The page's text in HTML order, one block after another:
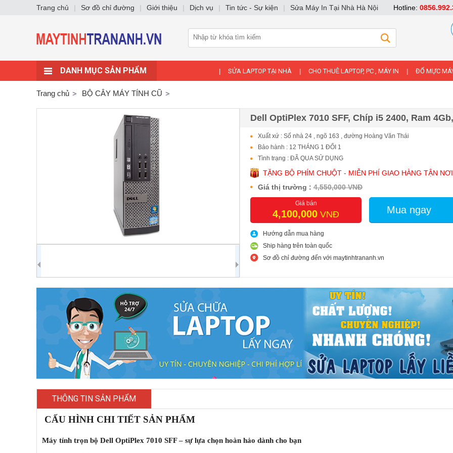
DANH MỤC SẢN PHẨM SỬA LAPTOP TẠI NHÀ CHO THUÊ LAPTOP, PC , MÁY IN ĐỔ MỰC
Trang chủ BỘ CÂY MÁY TÍNH CŨ
Dell OptiPlex 7010 SFF, Chíp i5 2400, Ram
Xuất xứ : Số nhà 24 , ngõ 163 , đường Hoàng Văn Thái
Bảo hành : 12 THÁNG 1 ĐỔI 1
Tình trạng : ĐÃ QUA SỬ DỤNG
TẶNG BỘ PHÍM CHUỘT - MIỄN PHÍ GIAO HÀNG TẬN NƠI
Giá thị trường : 4,550,000 VNĐ
Giá bán
4,100,000 VNĐ Mua ngay
Hướng dẫn mua hàng
Ship hàng trên toàn quốc
Sơ đồ chỉ đường đến với maytinhtrananh.vn
THÔNG TIN SẢN PHẨM
CẤU HÌNH CHI TIẾT SẢN PHẨM
Máy tính trọn bộ Dell OptiPlex 7010 SFF – sự lựa chọn hoàn hảo dành cho bạn
Trang chủ | Sơ đồ chỉ đường | Giới thiệu | Dịch vụ | Tin tức - Sự kiện | Sửa Máy In Tại Nhà Hà Nội Hotline: